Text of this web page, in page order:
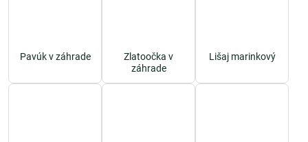
Pavúk v záhrade
Zlatoočka v
záhrade
Lišaj marinkový